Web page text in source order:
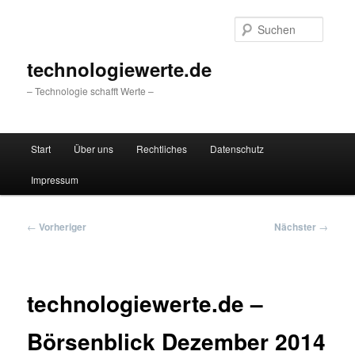
technologiewerte.de
– Technologie schafft Werte –
Start Über uns Rechtliches Datenschutz
Impressum
Beitragsnavigation
← Vorheriger Nächster →
technologiewerte.de –
Börsenblick Dezember 2014